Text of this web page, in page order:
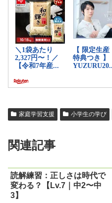
家庭学習支援 小学生の学び
関連記事
読解練習：正しさは時代で
変わる？【Lv.7｜中2〜中
3】